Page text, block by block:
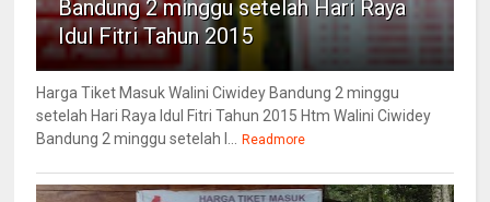
Bandung 2 minggu setelah Hari Raya
Idul Fitri Tahun 2015
Harga Tiket Masuk Walini Ciwidey Bandung 2 minggu
setelah Hari Raya Idul Fitri Tahun 2015 Htm Walini Ciwidey
Bandung 2 minggu setelah l...
Readmore